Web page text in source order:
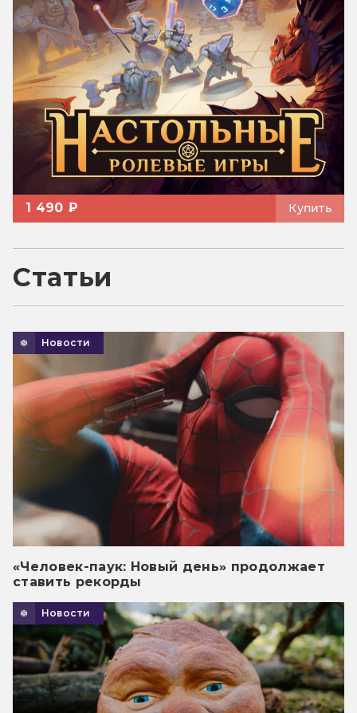
1 490 ₽ Купить
Статьи
Новости
«Человек-паук: Новый день» продолжает
ставить рекорды
Новости